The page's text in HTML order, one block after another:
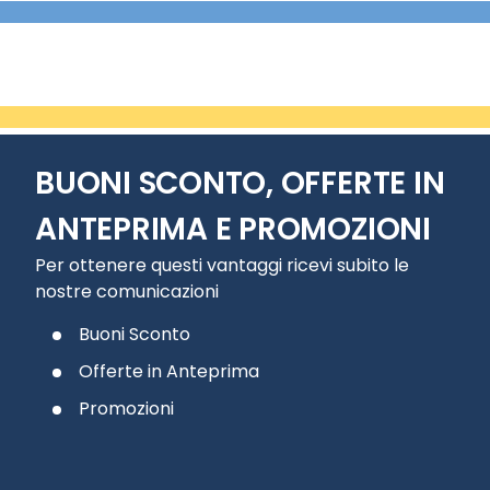
BUONI SCONTO, OFFERTE IN
ANTEPRIMA E PROMOZIONI
Per ottenere questi vantaggi ricevi subito le
nostre comunicazioni
Buoni Sconto
Offerte in Anteprima
Promozioni